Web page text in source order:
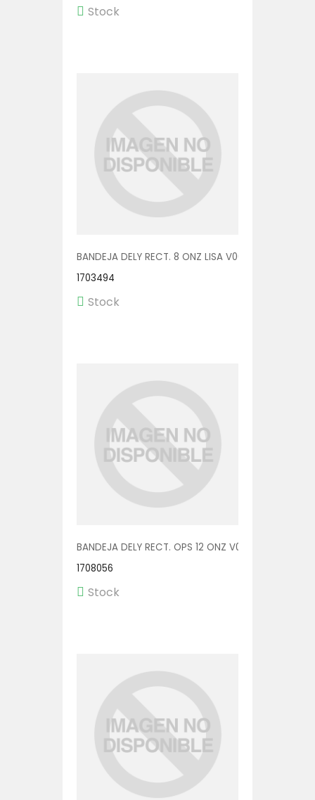
Stock
BANDEJA DELY RECT. 8 ONZ LISA V00571/P 1/600
1703494
Stock
BANDEJA DELY RECT. OPS 12 ONZ V00552/OPS 1/600
1708056
Stock